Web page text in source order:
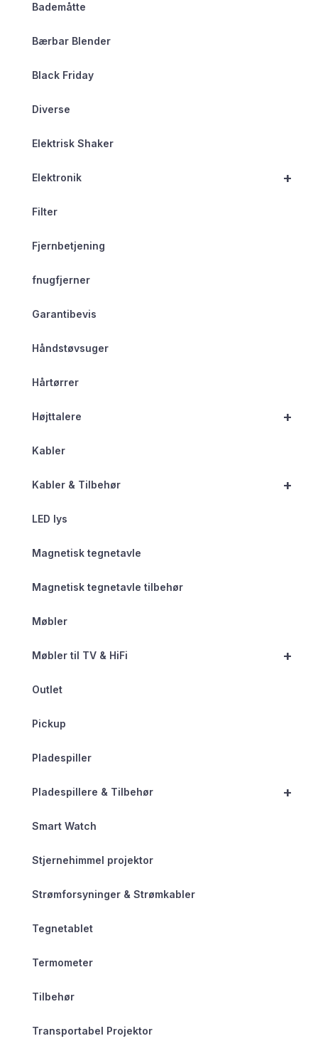
Bademåtte
Bærbar Blender
Black Friday
Diverse
Elektrisk Shaker
+
Elektronik
Filter
Fjernbetjening
fnugfjerner
Garantibevis
Håndstøvsuger
Hårtørrer
+
Højttalere
Kabler
+
Kabler & Tilbehør
LED lys
Magnetisk tegnetavle
Magnetisk tegnetavle tilbehør
Møbler
+
Møbler til TV & HiFi
Outlet
Pickup
Pladespiller
+
Pladespillere & Tilbehør
Smart Watch
Stjernehimmel projektor
Strømforsyninger & Strømkabler
Tegnetablet
Termometer
Tilbehør
Transportabel Projektor